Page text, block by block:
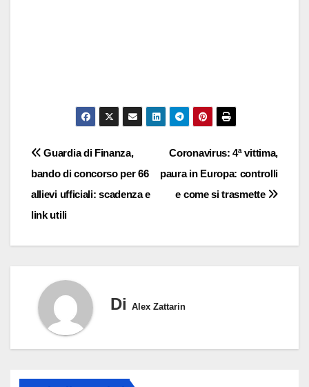
Navigazione
articoli
Coronavirus: 4ª vittima,
paura in Europa: controlli
e come si trasmette
Guardia di Finanza,
bando di concorso per 66
allievi ufficiali: scadenza e
link utili
Di Alex Zattarin